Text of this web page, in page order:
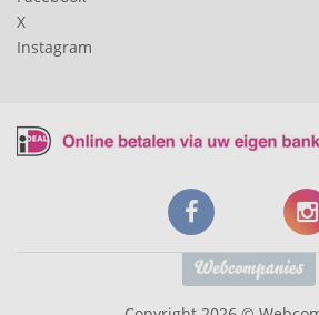
X
Instagram